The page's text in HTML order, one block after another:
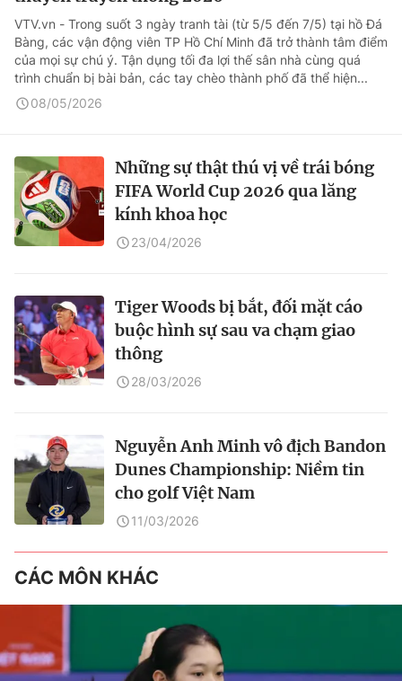
VTV.vn - Trong suốt 3 ngày tranh tài (từ 5/5 đến 7/5) tại hồ Đá
Bàng, các vận động viên TP Hồ Chí Minh đã trở thành tâm điểm
của mọi sự chú ý. Tận dụng tối đa lợi thế sân nhà cùng quá
trình chuẩn bị bài bản, các tay chèo thành phố đã thể hiện...
08/05/2026
Những sự thật thú vị về trái bóng
FIFA World Cup 2026 qua lăng
kính khoa học
23/04/2026
Tiger Woods bị bắt, đối mặt cáo
buộc hình sự sau va chạm giao
thông
28/03/2026
Nguyễn Anh Minh vô địch Bandon
Dunes Championship: Niềm tin
cho golf Việt Nam
11/03/2026
CÁC MÔN KHÁC